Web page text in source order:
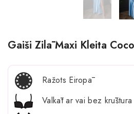
Gaiši Zilā Maxi Kleita Coco
Ražots Eiropā
Valkāt ar vai bez krūštura